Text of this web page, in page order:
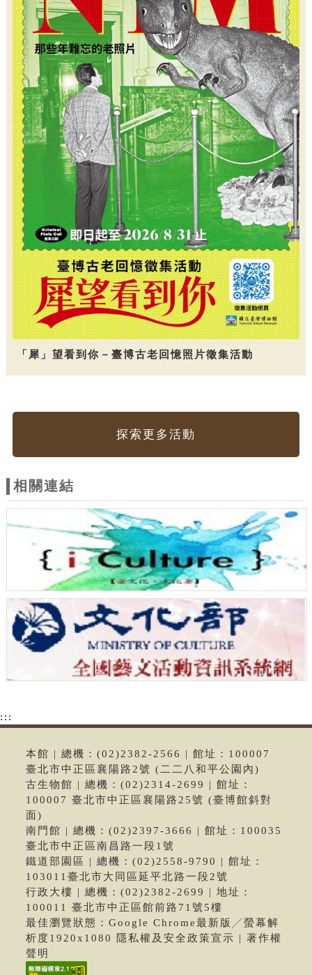
「犀」望看到你－臺博古老回憶照片徵集活動
探索更多活動
相關連結
:::
本館 | 總機：(02)2382-2566 | 館址：100007
臺北市中正區襄陽路2號 (二二八和平公園內)
古生物館 | 總機：(02)2314-2699 | 館址：
100007 臺北市中正區襄陽路25號 (臺博館斜對
面)
南門館 | 總機：(02)2397-3666 | 館址：100035
臺北市中正區南昌路一段1號
鐵道部園區 | 總機：(02)2558-9790 | 館址：
103011臺北市大同區延平北路一段2號
行政大樓 | 總機：(02)2382-2699 | 地址：
100011 臺北市中正區館前路71號5樓
最佳瀏覽狀態：Google Chrome最新版╱螢幕解
析度1920x1080 隱私權及安全政策宣示 | 著作權
聲明